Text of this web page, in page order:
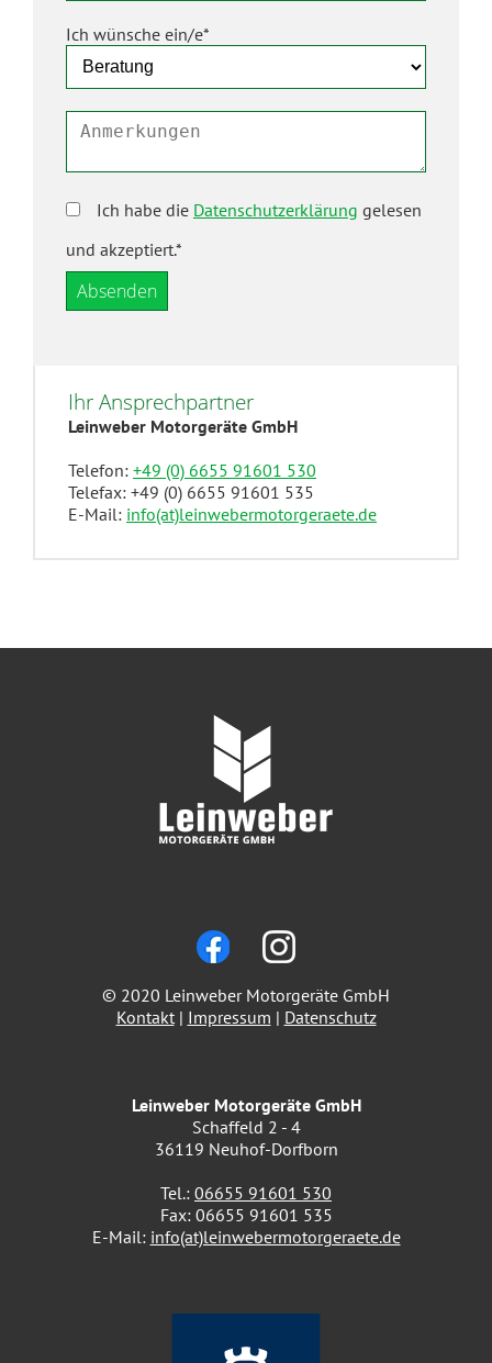
Ich wünsche ein/e*
Ich habe die Datenschutzerklärung gelesen
und akzeptiert.*
Ihr Ansprechpartner
Leinweber Motorgeräte GmbH
Telefon: +49 (0) 6655 91601 530
Telefax: +49 (0) 6655 91601 535
E-Mail: info(at)leinwebermotorgeraete.de
© 2020 Leinweber Motorgeräte GmbH
Kontakt| Impressum | Datenschutz
Leinweber Motorgeräte GmbH
Schaffeld 2 - 4
36119 Neuhof-Dorfborn
Tel.: 06655 91601 530
Fax: 06655 91601 535
E-Mail: info(at)leinwebermotorgeraete.de